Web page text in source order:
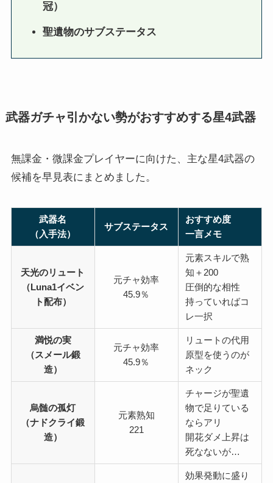
冠）
聖遺物のサブステータス
武器ガチャ引かない勢がおすすめする星4武器
無課金・微課金プレイヤーに向けた、主な星4武器の
候補を早見表にまとめました。
武器名
（入手法）
サブステータス
おすすめ度
一言メモ
天光のリュート
（Luna1イベン
ト配布）
元チャ効率
45.9％
元素スキルで熟
知＋200
圧倒的な相性
持っていればコ
レ一択
満悦の実
（スメール鍛
造）
元チャ効率
45.9％
リュートの代用
原型を使うのが
ネック
烏髄の孤灯
（ナドクライ鍛
造）
元素熟知
221
チャージが聖遺
物で足りている
ならアリ
開花ダメ上昇は
死なないが…
効果発動に盛り